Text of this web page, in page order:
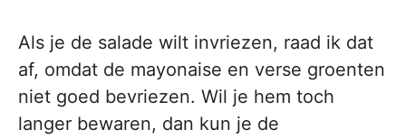
Als je de salade wilt invriezen, raad ik dat
af, omdat de mayonaise en verse groenten
niet goed bevriezen. Wil je hem toch
langer bewaren, dan kun je de